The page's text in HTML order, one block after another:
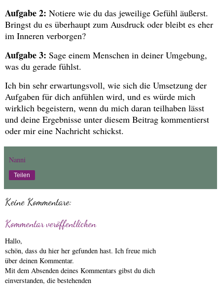
Aufgabe 2: Notiere wie du das jeweilige Gefühl äußerst.
Bringst du es überhaupt zum Ausdruck oder bleibt es eher
im Inneren verborgen?
Aufgabe 3: Sage einem Menschen in deiner Umgebung,
was du gerade fühlst.
Ich bin sehr erwartungsvoll, wie sich die Umsetzung der
Aufgaben für dich anfühlen wird, und es würde mich
wirklich begeistern, wenn du mich daran teilhaben lässt
und deine Ergebnisse unter diesem Beitrag kommentierst
oder mir eine Nachricht schickst.
Nanni
Teilen
Keine Kommentare:
Kommentar veröffentlichen
Hallo,
schön, dass du hier her gefunden hast. Ich freue mich
über deinen Kommentar.
Mit dem Absenden deines Kommentars gibst du dich
einverstanden, die bestehenden